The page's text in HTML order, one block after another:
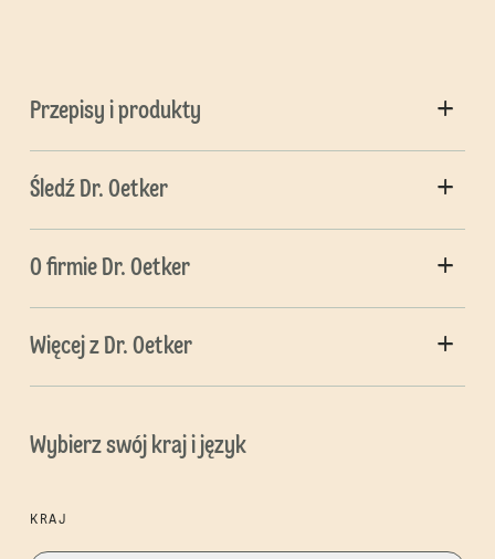
Przepisy i produkty
Śledź Dr. Oetker
O firmie Dr. Oetker
Więcej z Dr. Oetker
Wybierz swój kraj i język
KRAJ